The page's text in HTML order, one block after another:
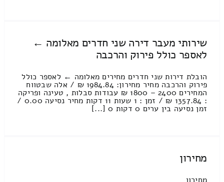
שירותי מעבר דירה שני חדרים מאלומה ←
לאספר כולל פירוק והרכבה
הובלת דירות שני חדרים מחירים מאלומה ← לאספר כולל
פירוק והרכבה מחיר מחירון: 1984.84 ₪ / אלה שבטווח
המחירים 2400 – 1800 ₪ עבודות סבלות , טעינה ופריקה
: 1357.84 ₪ / זמן : 1 שעות 11 דקות מחיר נסיעה 0.00 /
זמן נסיעה בין ערים 0 דקות 0 [...]
מחירון